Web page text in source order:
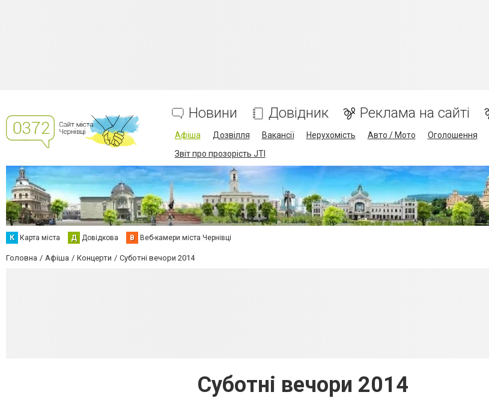
Новини Довідник Реклама на сайті
Афіша Дозвілля Вакансії Нерухомість Авто / Мото Оголошення
Звіт про прозорість JTI
К Карта міста Д Довідкова В Веб-камери міста Чернівці
Головна Афіша Концерти Суботні вечори 2014
Суботні вечори 2014